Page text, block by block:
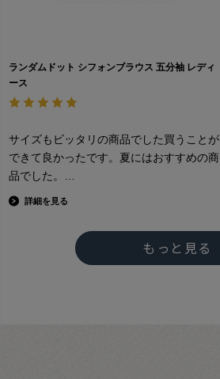
ランダムドット シフォンブラウス 五分袖 レディ
ース
詳細を見る
サイズもビッタリの商品でした買うことが
できて良かったです。夏にはおすすめの商
品でした。
もっと見る